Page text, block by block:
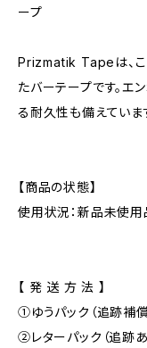
ープ
Prizmatik Tapeは、こ
たバーテープです。エ
る耐久性も備えていま
【商品の状態】
使用状況：新品未使用
【 発 送 方 法 】
①ゆうパック（追跡補
②レターパック（追跡